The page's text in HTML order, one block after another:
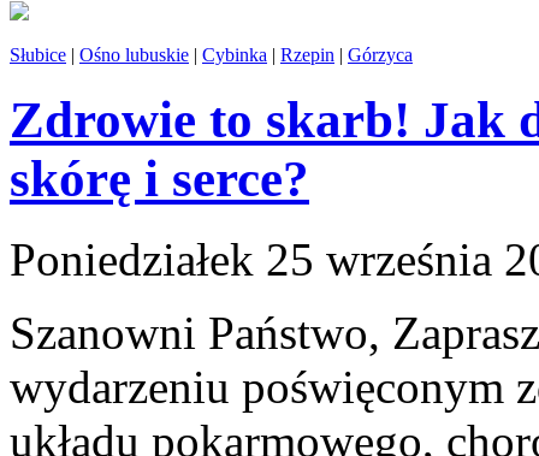
Słubice | Ośno lubuskie | Cybinka | Rzepin | Górzyca
Zdrowie to skarb! Jak
skórę i serce?
Poniedziałek 25 września
Szanowni Państwo,
wydarzeniu poświęconym
układu pokarmowego,